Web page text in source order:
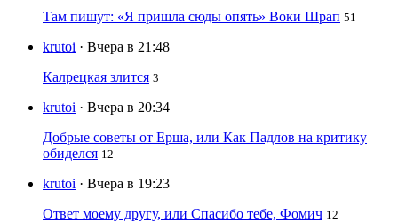
Там пишут: «Я пришла сюды опять» Воки Шрап 51
krutoi · Вчера в 21:48
Калрецкая злится 3
krutoi · Вчера в 20:34
Добрые советы от Ерша, или Как Падлов на критику
обиделся 12
krutoi · Вчера в 19:23
Ответ моему другу, или Спасибо тебе, Фомич 12